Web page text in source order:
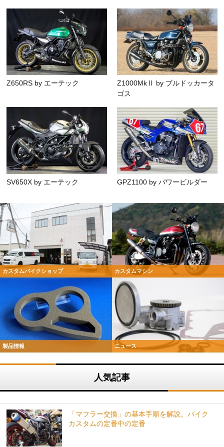
Z650RS by エーテック
Z1000MkⅡ by ブルドッカータ
ゴス
SV650X by エーテック GPZ1100 by パワービルダー
カスタムバイクショップ カスタムマシン
製品情報 ニュース
人気記事
「マフラー交換」の基本手順を解説。バイク
カスタムの定番中の定番